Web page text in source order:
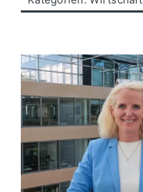
Politik
Wirtschaft